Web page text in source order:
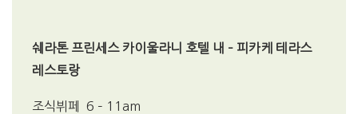
쉐라톤 프린세스 카이울라니 호텔 내 – 피카케 테라스
레스토랑
조식뷔페 6 – 11am